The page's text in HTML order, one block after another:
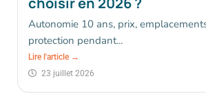
Autonomie 10 ans, prix,
protection pendant...
Lire l'article →
23 juillet 2026